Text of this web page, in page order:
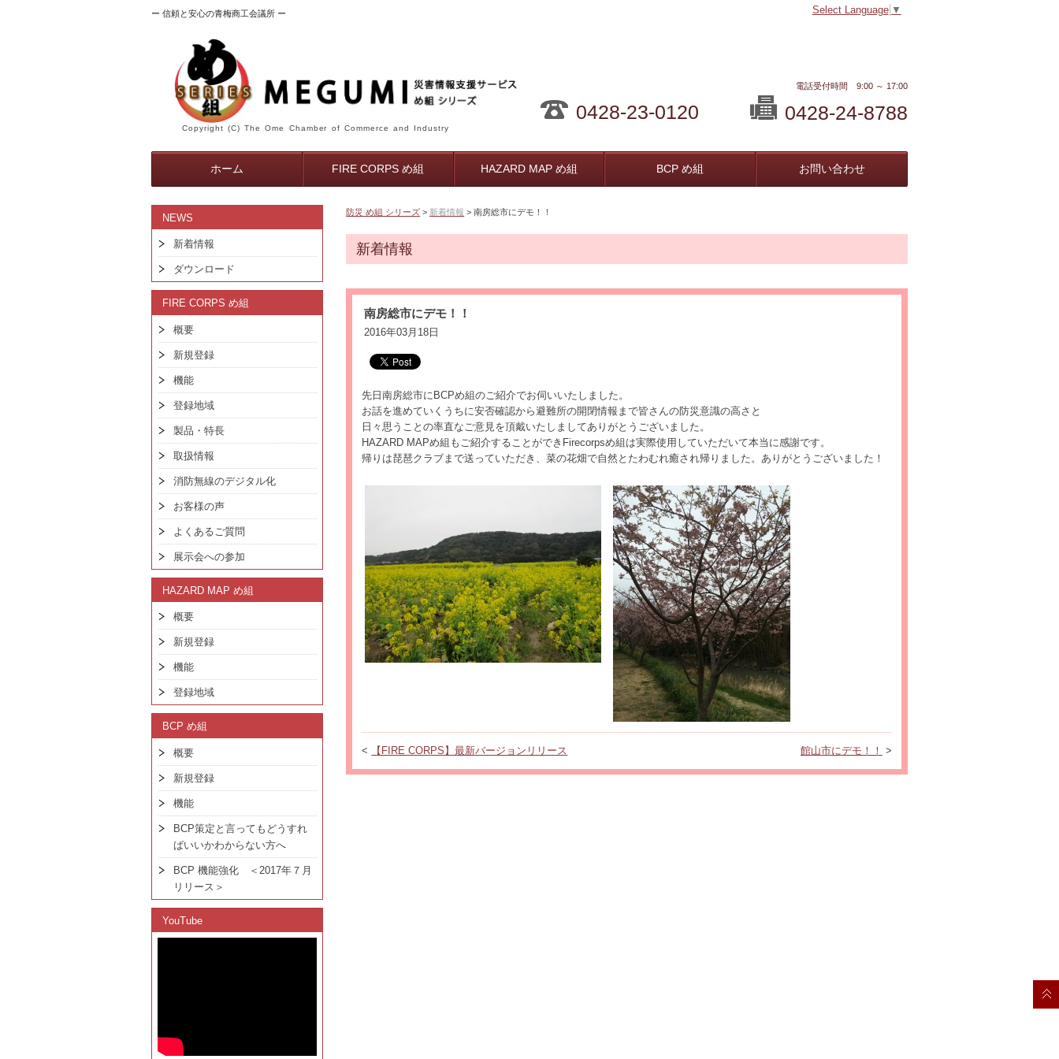
ー 信頼と安心の青梅商工会議所 ー Select Language ▼
Copyright (C) The Ome Chamber of Commerce and Industry
電話受付時間 9:00 ～ 17:00
0428-23-0120 0428-24-8788
ホーム FIRE CORPS め組 HAZARD MAP め組 BCP め組 お問い合わせ
防災 め組 シリーズ > 新着情報 > 南房総市にデモ！！
新着情報
南房総市にデモ！！
2016年03月18日
先日南房総市にBCPめ組のご紹介でお伺いいたしました。
お話を進めていくうちに安否確認から避難所の開閉情報まで皆さんの防災意識の高さと
日々思うことの率直なご意見を頂戴いたしましてありがとうございました。
HAZARD MAPめ組もご紹介することができFirecorpsめ組は実際使用していただいて本当に感謝です。
帰りは琵琶クラブまで送っていただき、菜の花畑で自然とたわむれ癒され帰りました。ありがとうございました！
< 【FIRE CORPS】最新バージョンリリース 館山市にデモ！！ >
NEWS
新着情報
ダウンロード
FIRE CORPS め組
概要
新規登録
機能
登録地域
製品・特長
取扱情報
消防無線のデジタル化
お客様の声
よくあるご質問
展示会への参加
HAZARD MAP め組
概要
新規登録
機能
登録地域
BCP め組
概要
新規登録
機能
BCP策定と言ってもどうすれ
ばいいかわからない方へ
BCP 機能強化 ＜2017年７月
リリース＞
YouTube